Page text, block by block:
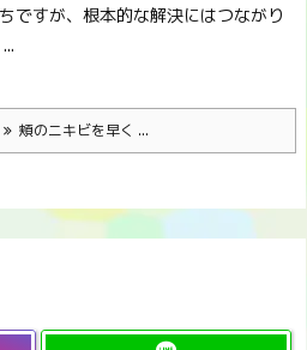
ですが、根本的な解決にはつながり
頬のニキビを早く ...